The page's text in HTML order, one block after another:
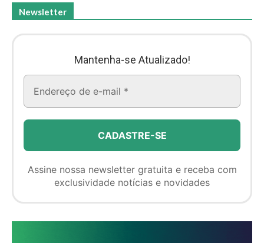
Newsletter
Mantenha-se Atualizado!
Assine nossa newsletter gratuita e receba com
exclusividade notícias e novidades